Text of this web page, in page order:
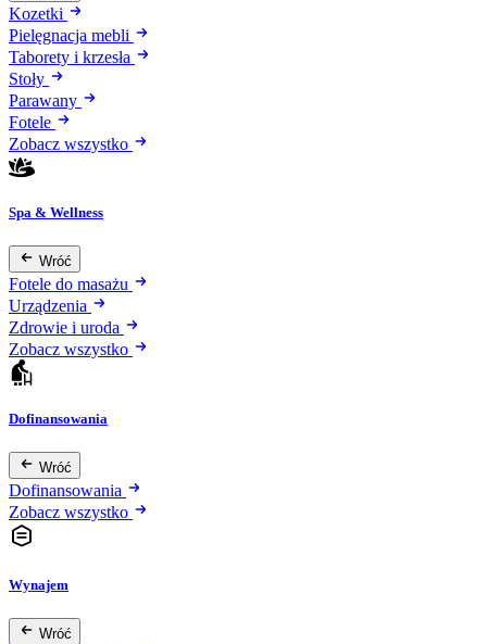
Kozetki
Pielęgnacja mebli
Taborety i krzesła
Stoły
Parawany
Fotele
Zobacz wszystko
Spa & Wellness
Wróć
Fotele do masażu
Urządzenia
Zdrowie i uroda
Zobacz wszystko
Dofinansowania
Wróć
Dofinansowania
Zobacz wszystko
Wynajem
Wróć